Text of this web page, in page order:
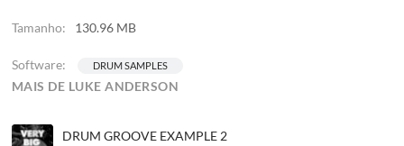
Tamanho: 130.96 MB
Software: DRUM SAMPLES
MAIS DE LUKE ANDERSON
DRUM GROOVE EXAMPLE 2